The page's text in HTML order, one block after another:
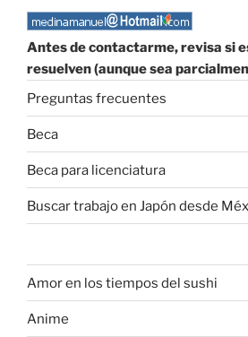
Antes de contactarme, revisa si
resuelven (aunque sea
Preguntas frecuentes
Beca
Beca para licenciatura
Buscar trabajo en Japón desde
Amor en los tiempos del sushi
Anime